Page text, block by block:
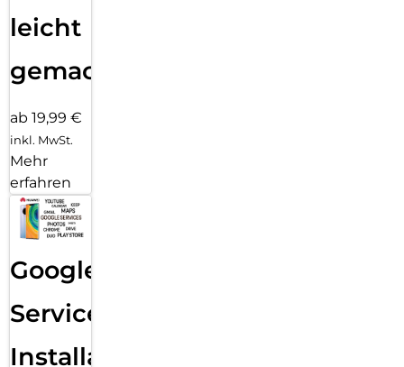
leicht
gemacht!
ab 19,99 €
inkl. MwSt.
Mehr
erfahren
Google
Services
Installation